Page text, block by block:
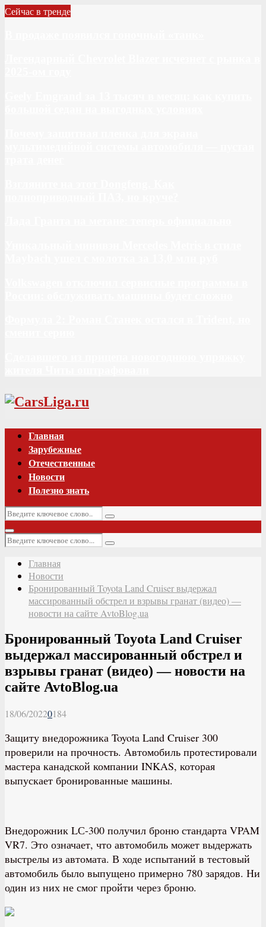
Сейчас в тренде
Vk
Главная
Зарубежные
Отечественные
Новости
Полезно знать
Искать:
Поиск
Основное
меню
Искать:
Поиск
Главная
Новости
Бронированный Toyota Land Cruiser выдержал
массированный обстрел и взрывы гранат (видео) —
новости на сайте AvtoBlog.ua
Бронированный Toyota Land Cruiser
выдержал массированный обстрел и
взрывы гранат (видео) — новости на
сайте AvtoBlog.ua
18/06/20220184
Защиту внедорожника Toyota Land Cruiser 300
проверили на прочность. Автомобиль протестировали
мастера канадской компании INKAS, которая
выпускает бронированные машины.
Внедорожник LС-300 получил броню стандарта VPAM
VR7. Это означает, что автомобиль может выдержать
выстрелы из автомата. В ходе испытаний в тестовый
автомобиль было выпущено примерно 780 зарядов. Ни
один из них не смог пройти через броню.